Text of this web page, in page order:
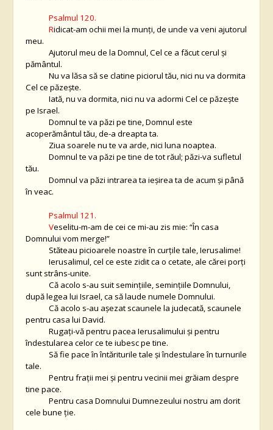
Psalmul 120.
Ridicat-am ochii mei la munţi, de unde va veni ajutorul
meu.
Ajutorul meu de la Domnul, Cel ce a făcut cerul şi
pământul.
Nu va lăsa să se clatine piciorul tău, nici nu va dormita
Cel ce păzeşte.
Iată, nu va dormita, nici nu va adormi Cel ce păzeşte
pe Israel.
Domnul te va păzi pe tine, Domnul este
acoperământul tău, de-a dreapta ta.
Ziua soarele nu te va arde, nici luna noaptea.
Domnul te va păzi pe tine de tot răul; păzi-va sufletul
tău.
Domnul va păzi intrarea ta ieşirea ta de acum şi până
în veac.
Psalmul 121.
Veselitu-m-am de cei ce mi-au zis mie: “În casa
Domnului vom merge!”
Stăteau picioarele noastre în curţile tale, Ierusalime!
Ierusalimul, cel ce este zidit ca o cetate, ale cărei porţi
sunt strâns-unite.
Că acolo s-au suit seminţiile, seminţiile Domnului,
după legea lui Israel, ca să laude numele Domnului.
Că acolo s-au aşezat scaunele la judecată, scaunele
pentru casa lui David.
Rugaţi-vă pentru pacea Ierusalimului şi pentru
îndestularea celor ce te iubesc pe tine.
Să fie pace în întăriturile tale şi îndestulare în turnurile
tale.
Pentru fraţii mei şi pentru vecinii mei grăiam despre
tine pace.
Pentru casa Domnului Dumnezeului nostru am dorit
cele bune ţie.